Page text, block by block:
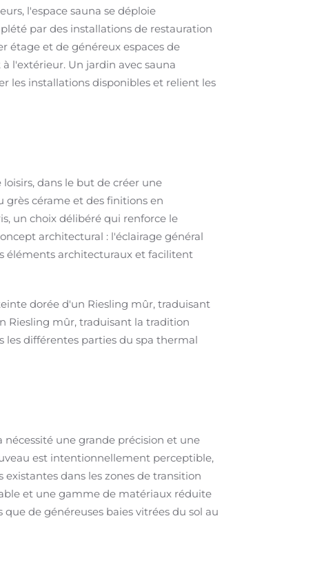
l'espace sauna se déploie
par des installations de restauration
étage et de généreux espaces de
l'extérieur. Un jardin avec sauna
les installations disponibles et relient les
dans le but de créer une
cérame et des finitions en
un choix délibéré qui renforce le
architectural : l'éclairage général
éléments architecturaux et facilitent
dorée d'un Riesling mûr, traduisant
Riesling mûr, traduisant la tradition
les différentes parties du spa thermal
une grande précision et une
est intentionnellement perceptible,
dans les zones de transition
et une gamme de matériaux réduite
de généreuses baies vitrées du sol au